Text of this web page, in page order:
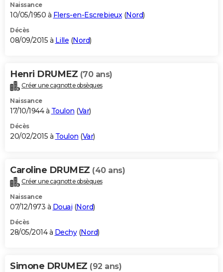
Naissance
10/05/1950 à Flers-en-Escrebieux(Nord)
Décès
08/09/2015 à Lille (Nord)
Henri DRUMEZ (70 ans)
Créer une cagnotte obsèques
Naissance
17/10/1944 à Toulon (Var)
Décès
20/02/2015 à Toulon (Var)
Caroline DRUMEZ (40 ans)
Créer une cagnotte obsèques
Naissance
07/12/1973 à Douai (Nord)
Décès
28/05/2014 à Dechy(Nord)
Simone DRUMEZ (92 ans)